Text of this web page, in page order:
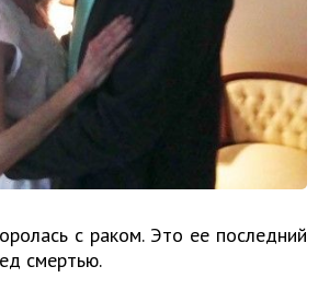
с раком. Это ее последний
смертью.